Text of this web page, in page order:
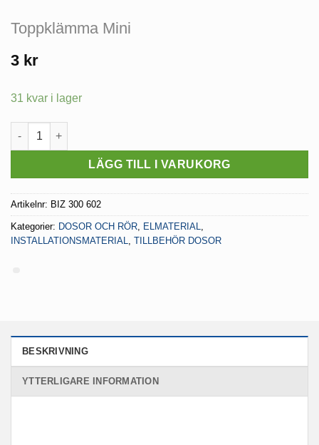
Toppklämma Mini
3 kr
31 kvar i lager
Toppklämma Mini mängd
LÄGG TILL I VARUKORG
Artikelnr: BIZ 300 602
Kategorier: DOSOR OCH RÖR ELMATERIAL
INSTALLATIONSMATERIAL
TILLBEHÖR DOSOR
BESKRIVNING
YTTERLIGARE INFORMATION